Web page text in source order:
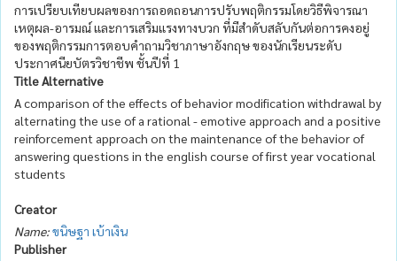
การเปรียบเทียบผลของการถอดถอนการปรับพฤติกรรมโดยวิธีพิจารณา
เหตุผล-อารมณ์ และการเสริมแรงทางบวก ที่มีสำดับสลับกันต่อการคงอยู่
ของพฤติกรรมการตอบคำถามวิชาภาษาอังกฤษ ของนักเรียนระดับ
ประกาศนียบัตรวิชาชีพ ชั้นปีที่ 1
Title Alternative
A comparison of the effects of behavior modification withdrawal by
alternating the use of a rational - emotive approach and a positive
reinforcement approach on the maintenance of the behavior of
answering questions in the english course of first year vocational
students
Creator
Name:ขนิษฐา เบ้าเงิน
Publisher